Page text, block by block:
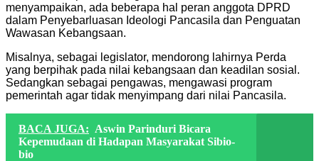
menyampaikan, ada beberapa hal peran anggota DPRD
dalam Penyebarluasan Ideologi Pancasila dan Penguatan
Wawasan Kebangsaan.
Misalnya, sebagai legislator, mendorong lahirnya Perda
yang berpihak pada nilai kebangsaan dan keadilan sosial.
Sedangkan sebagai pengawas, mengawasi program
pemerintah agar tidak menyimpang dari nilai Pancasila.
BACA JUGA: Aswin Parinduri Bicara
Kepemudaan di Hadapan Masyarakat Sibio-
bio